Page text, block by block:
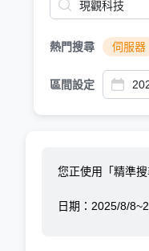
熱門搜尋 伺服器
區間設定
您正使用「精準搜
日期： 2025/8/